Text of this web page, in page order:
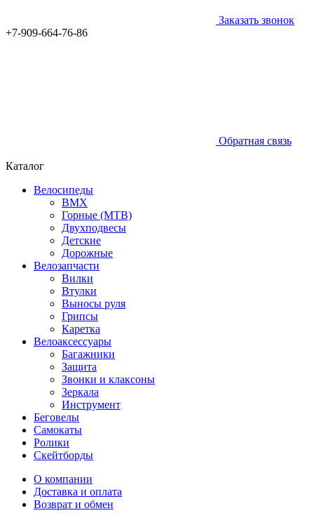
Заказать звонок
+7-909-664-76-86
Обратная связь
Каталог
Велосипеды
BMX
Горные (MTB)
Двухподвесы
Детские
Дорожные
Велозапчасти
Вилки
Втулки
Выносы руля
Грипсы
Каретка
Велоаксессуары
Багажники
Защита
Звонки и клаксоны
Зеркала
Инструмент
Беговелы
Самокаты
Ролики
Скейтборды
О компании
Доставка и оплата
Возврат и обмен